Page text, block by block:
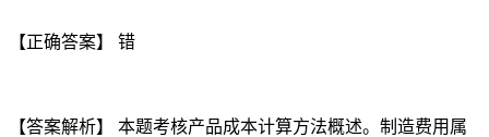
【正确答案】 错
【答案解析】 本题考核产品成本计算方法概述。制造费用属